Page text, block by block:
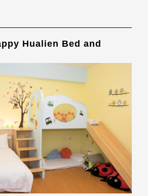
Hualien Bed and